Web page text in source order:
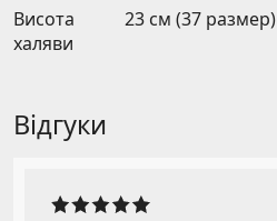
Висота
халяви
23 см (37 размер)
Відгуки